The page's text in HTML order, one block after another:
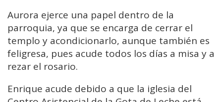
Aurora ejerce una papel dentro de la
parroquia, ya que se encarga de cerrar el
templo y acondicionarlo, aunque también es
feligresa, pues acude todos los días a misa y a
rezar el rosario.
Enrique acude debido a que la iglesia del